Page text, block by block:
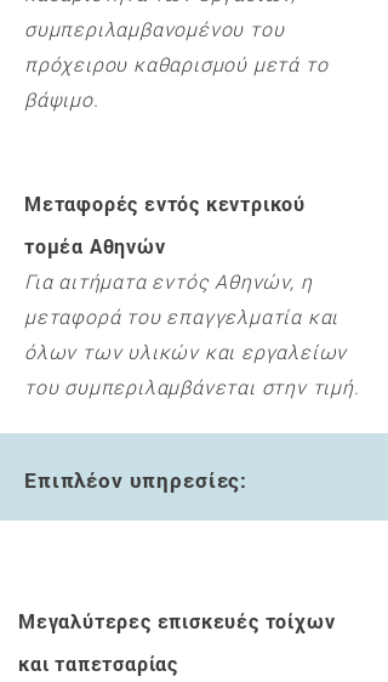
συμπεριλαμβανομένου του
πρόχειρου καθαρισμού μετά το
βάψιμο.
Μεταφορές εντός κεντρικού
τομέα Αθηνών
Για αιτήματα εντός Αθηνών, η
μεταφορά του επαγγελματία και
όλων των υλικών και εργαλείων
του συμπεριλαμβάνεται στην τιμή.
Επιπλέον υπηρεσίες:
Μεγαλύτερες επισκευές τοίχων
και ταπετσαρίας